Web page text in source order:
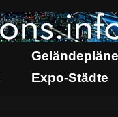
Geländepläne
Expo-Städte